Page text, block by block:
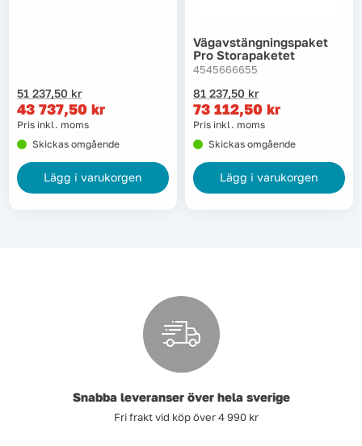
Mätinstrument
Oljor & kem
Skydd & kläder
51 237,50 kr
Det
ursprungliga
priset
var:
51
237,50 kr.
43 737,50 kr
Det
nuvarande
priset
är:
43
737,50 kr.
Pris inkl. moms
Skickas omgående
Lägg i varukorgen
Vägavstängningspaket
Pro Storapaketet
4545666655
81 237,50 kr
Det
ursprungliga
priset
var:
81
237,50 kr.
73 112,50 kr
Det
nuvarande
priset
är:
73
112,50 kr.
Pris inkl. moms
Skickas omgående
Lägg i varukorgen
Snabba leveranser över hela sverige
Fri frakt vid köp över 4 990 kr